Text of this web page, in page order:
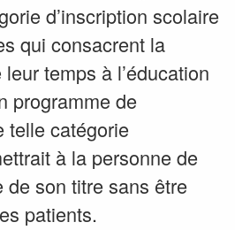
d’inscription scolaire
qui consacrent la
temps à l’éducation
programme de
telle catégorie
à la personne de
de son titre sans être
patients.